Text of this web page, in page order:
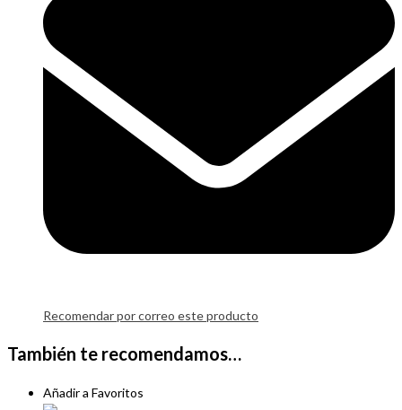
Recomendar por correo este producto
También te recomendamos…
Añadir a Favoritos